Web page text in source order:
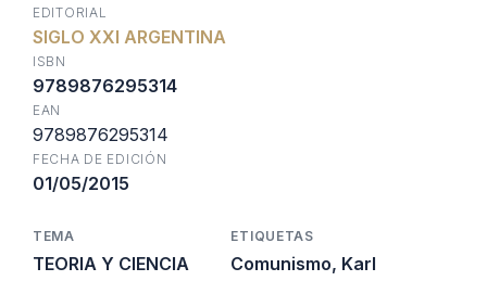
era:
$30.500.
EDITORIAL
SIGLO XXI ARGENTINA
ISBN
9789876295314
EAN
9789876295314
FECHA DE EDICIÓN
01/05/2015
TEMA
TEORIA Y CIENCIA
ETIQUETAS
Comunismo, Karl